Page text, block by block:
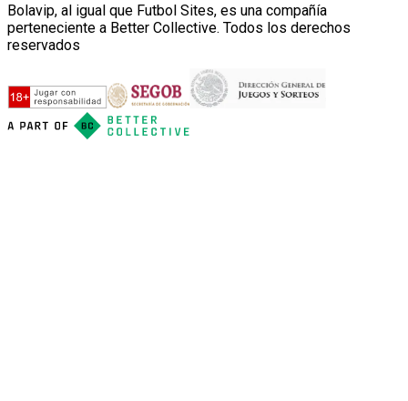
Bolavip, al igual que Futbol Sites, es una compañía
perteneciente a Better Collective. Todos los derechos
reservados